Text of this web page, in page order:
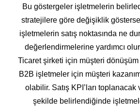
Bu göstergeler işletmelerin
stratejilere göre değişiklik
işletmelerin satış noktasında ne
değerlendirmelerine yardımcı
Ticaret şirketi için müşteri dönüşüm
B2B işletmeler için müşteri
olabilir. Satış KPI’ları
şekilde belirlendiğinde